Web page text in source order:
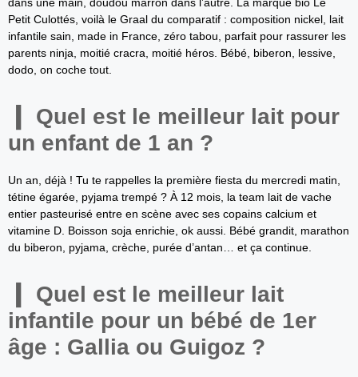
Petit Culottés, voilà le Graal du comparatif : composition nickel, lait
infantile sain, made in France, zéro tabou, parfait pour rassurer les
parents ninja, moitié cracra, moitié héros. Bébé, biberon, lessive,
dodo, on coche tout.
Quel est le meilleur lait pour
un enfant de 1 an ?
Un an, déjà ! Tu te rappelles la première fiesta du mercredi matin,
tétine égarée, pyjama trempé ? À 12 mois, la team lait de vache
entier pasteurisé entre en scène avec ses copains calcium et
vitamine D. Boisson soja enrichie, ok aussi. Bébé grandit, marathon
du biberon, pyjama, crèche, purée d’antan… et ça continue.
Quel est le meilleur lait
infantile pour un bébé de 1er
âge : Gallia ou Guigoz ?